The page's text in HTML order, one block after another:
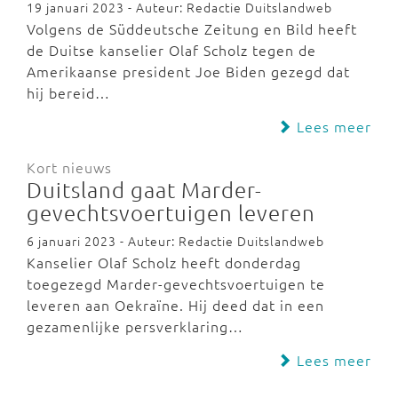
19 januari 2023 - Auteur: Redactie Duitslandweb
Volgens de Süddeutsche Zeitung en Bild heeft
de Duitse kanselier Olaf Scholz tegen de
Amerikaanse president Joe Biden gezegd dat
hij bereid…
Lees meer
Kort nieuws
Duitsland gaat Marder-
gevechtsvoertuigen leveren
6 januari 2023 - Auteur: Redactie Duitslandweb
Kanselier Olaf Scholz heeft donderdag
toegezegd Marder-gevechtsvoertuigen te
leveren aan Oekraïne. Hij deed dat in een
gezamenlijke persverklaring…
Lees meer